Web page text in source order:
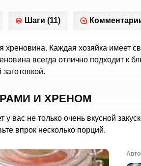
Шаги (11)
Каждая хозяйка имеет
всегда отлично подходит к
И ХРЕНОМ
вас не только очень вкусной
впрок несколько порций.